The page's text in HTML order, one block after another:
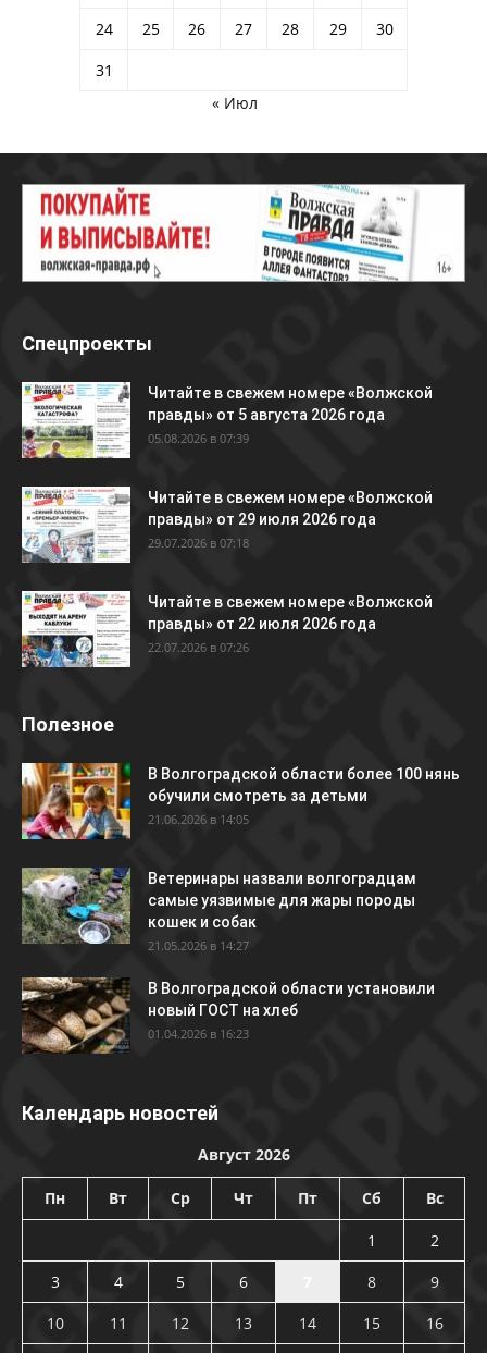
24
25 26 27 28 29
30
31
« Июл
Спецпроекты
Читайте в свежем номере «Волжской
правды» от 5 августа 2026 года
05.08.2026 в 07:39
Читайте в свежем номере «Волжской
правды» от 29 июля 2026 года
29.07.2026 в 07:18
Читайте в свежем номере «Волжской
правды» от 22 июля 2026 года
22.07.2026 в 07:26
Полезное
В Волгоградской области более 100 нянь
обучили смотреть за детьми
21.06.2026 в 14:05
Ветеринары назвали волгоградцам
самые уязвимые для жары породы
кошек и собак
21.05.2026 в 14:27
В Волгоградской области установили
новый ГОСТ на хлеб
01.04.2026 в 16:23
Календарь новостей
Август 2026
Пн Вт Ср Чт Пт Сб Вс
1
2
3
4 5 6 8
9
10
11 12 13 14 15
16